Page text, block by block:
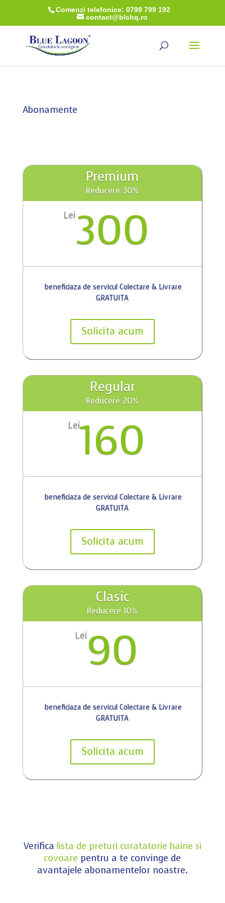
Comenzi telefonice: 0799 799 192
contact@blchq.ro
Abonamente
Premium
Reducere 30%
Lei300
beneficiaza de servicul Colectare & Livrare
GRATUITA
Solicita acum
Regular
Reducere 20%
Lei160
beneficiaza de servicul Colectare & Livrare
GRATUITA
Solicita acum
Clasic
Reducere 10%
Lei 90
beneficiaza de servicul Colectare & Livrare
GRATUITA
Solicita acum
Verifica lista de preturi curatatorie haine si
covoare pentru a te convinge de
avantajele abonamentelor noastre.